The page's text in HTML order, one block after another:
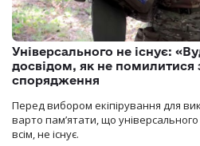
Універсального не існує:
досвідом, як не помилитися
спорядження
Перед вибором екіпірування для
варто пам’ятати, що
всім, не існує.